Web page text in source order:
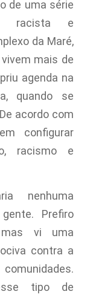
de uma série
racista e
da Maré,
mais de
agenda na
quando se
acordo com
configurar
racismo e
nenhuma
Prefiro
vi uma
contra a
tipo de